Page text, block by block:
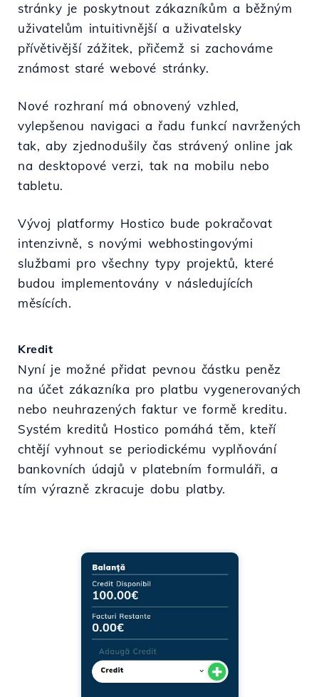
stránky je poskytnout zákazníkům a běžným
uživatelům intuitivnější a uživatelsky
přívětivější zážitek, přičemž si zachováme
známost staré webové stránky.
Nové rozhraní má obnovený vzhled,
vylepšenou navigaci a řadu funkcí navržených
tak, aby zjednodušily čas strávený online jak
na desktopové verzi, tak na mobilu nebo
tabletu.
Vývoj platformy Hostico bude pokračovat
intenzivně, s novými webhostingovými
službami pro všechny typy projektů, které
budou implementovány v následujících
měsících.
Kredit
Nyní je možné přidat pevnou částku peněz
na účet zákazníka pro platbu vygenerovaných
nebo neuhrazených faktur ve formě kreditu.
Systém kreditů Hostico pomáhá těm, kteří
chtějí vyhnout se periodickému vyplňování
bankovních údajů v platebním formuláři, a
tím výrazně zkracuje dobu platby.